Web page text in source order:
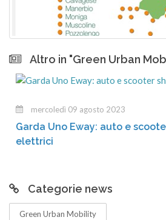
Altro in "Green Urban
mercoledì 09 agosto 2023
Garda Uno Eway: auto e
elettrici
Categorie news
Green Urban Mobility